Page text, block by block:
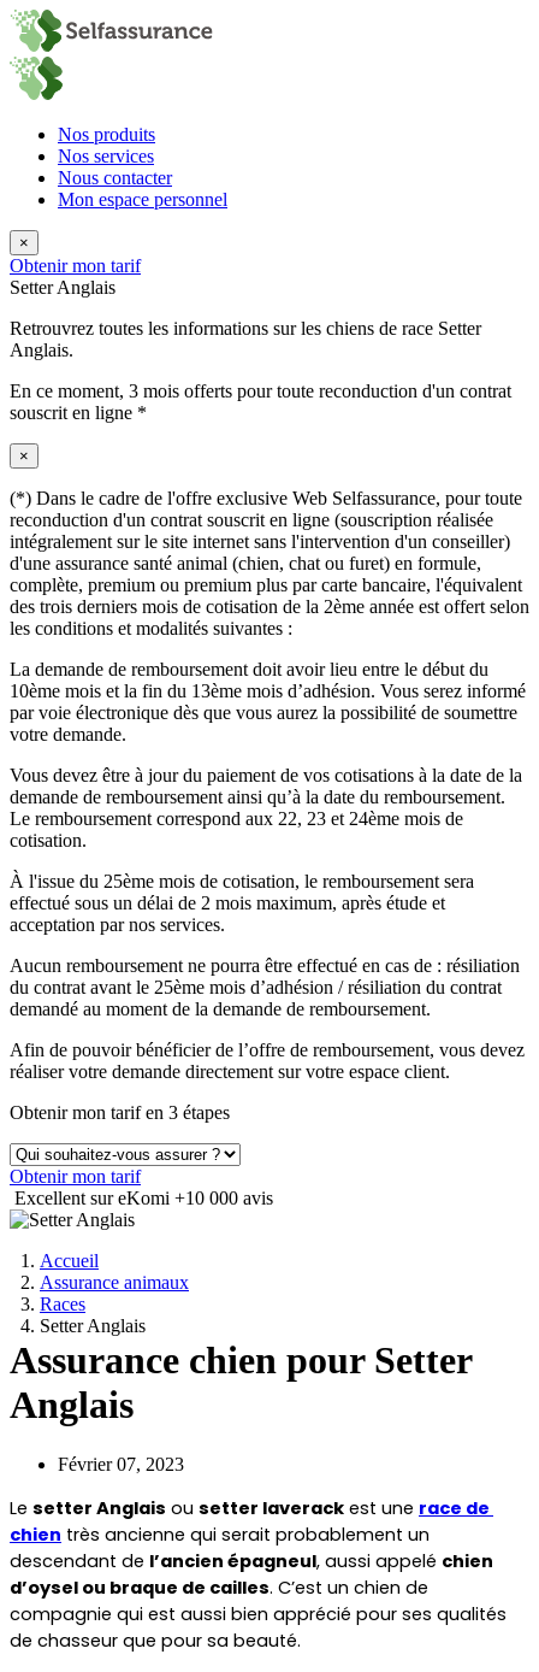
Nos produits
Nos services
Nous contacter
Mon espace personnel
×
Obtenir mon tarif
Setter Anglais
Retrouvrez toutes les informations sur les chiens de race Setter
Anglais.
En ce moment, 3 mois offerts pour toute reconduction d'un contrat
souscrit en ligne *
×
(*) Dans le cadre de l'offre exclusive Web Selfassurance, pour toute
reconduction d'un contrat souscrit en ligne (souscription réalisée
intégralement sur le site internet sans l'intervention d'un conseiller)
d'une assurance santé animal (chien, chat ou furet) en formule,
complète, premium ou premium plus par carte bancaire, l'équivalent
des trois derniers mois de cotisation de la 2ème année est offert selon
les conditions et modalités suivantes :
La demande de remboursement doit avoir lieu entre le début du
10ème mois et la fin du 13ème mois d’adhésion. Vous serez informé
par voie électronique dès que vous aurez la possibilité de soumettre
votre demande.
Vous devez être à jour du paiement de vos cotisations à la date de la
demande de remboursement ainsi qu’à la date du remboursement.
Le remboursement correspond aux 22, 23 et 24ème mois de
cotisation.
À l'issue du 25ème mois de cotisation, le remboursement sera
effectué sous un délai de 2 mois maximum, après étude et
acceptation par nos services.
Aucun remboursement ne pourra être effectué en cas de : résiliation
du contrat avant le 25ème mois d’adhésion / résiliation du contrat
demandé au moment de la demande de remboursement.
Afin de pouvoir bénéficier de l’offre de remboursement, vous devez
réaliser votre demande directement sur votre espace client.
Obtenir mon tarif en 3 étapes
Obtenir mon tarif
Excellent sur eKomi +10 000 avis
Accueil
Assurance animaux
Races
Setter Anglais
Assurance chien pour Setter
Anglais
Février 07, 2023
Le setter Anglais ou setter laverack est une race de
chien très ancienne qui serait probablement un
descendant de l’ancien épagneul, aussi appelé chien
d’oysel ou braque de cailles. C’est un chien de
compagnie qui est aussi bien apprécié pour ses qualités
de chasseur que pour sa beauté.